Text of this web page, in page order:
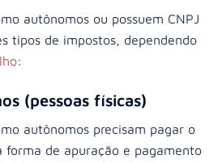
autônomos ou possuem CNPJ
tipos de impostos, dependendo
:
(pessoas físicas)
autônomos precisam pagar o
forma de apuração e pagamento